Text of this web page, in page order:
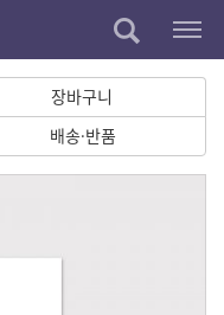
장바구니
배송·반품